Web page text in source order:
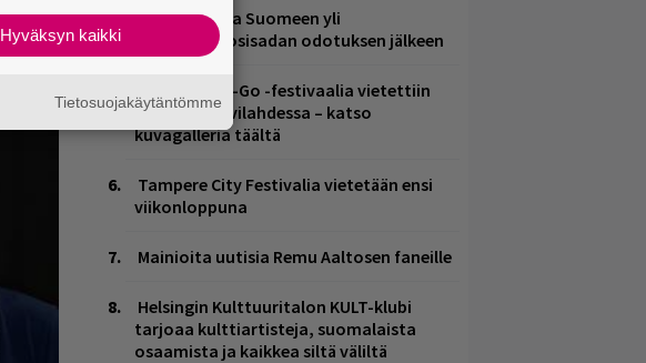
Weezer palaa Suomeen yli
neljännesvuosisadan odotuksen jälkeen
Jytäkesä Go-Go -festivaalia vietettiin
Helsingin Suvilahdessa – katso
kuvagalleria täältä
Tampere City Festivalia vietetään ensi
viikonloppuna
Mainioita uutisia Remu Aaltosen faneille
Helsingin Kulttuuritalon KULT-klubi
tarjoaa kulttiartisteja, suomalaista
osaamista ja kaikkea siltä väliltä
Hyväksyn kaikki
Tietosuojakäytäntömme